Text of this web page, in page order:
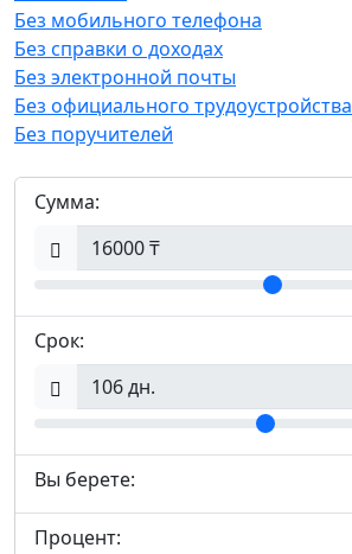
Без мобильного телефона
Без справки о доходах
Без электронной почты
Без официального трудоустройства
Без поручителей
Сумма:
Срок:
Вы берете:
Процент: